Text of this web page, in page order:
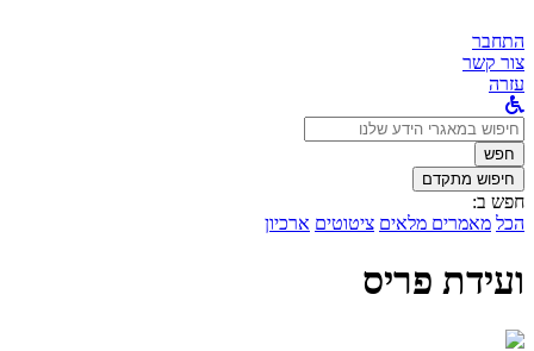
התחבר
צור קשר
עזרה
לחפש
ב:חפש
חיפוש מתקדם
חפש ב:
הכל מאמרים מלאים ציטוטים ארכיון
ועידת פריס